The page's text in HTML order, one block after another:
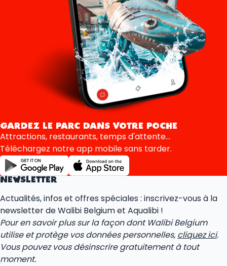
GARDEZ LE PARC DANS VOTRE POCHE
Attractions, restaurants, temps d'attente...
Téléchargez notre app mobile sans tarder.
NEWSLETTER
Actualités, infos et offres spéciales : inscrivez-vous à la
newsletter de Walibi Belgium et Aqualibi !
Pour en savoir plus sur la façon dont Walibi Belgium
utilise et protège vos données personnelles, cliquez ici.
Vous pouvez vous désinscrire gratuitement à tout
moment.